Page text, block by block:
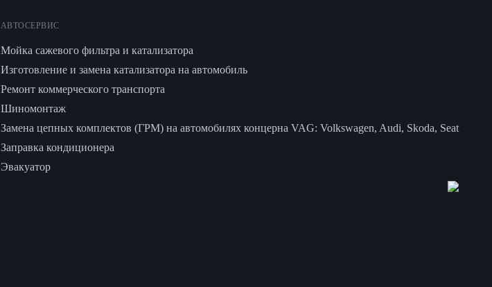
АВТОСЕРВИС
Мойка сажевого фильтра и катализатора
Изготовление и замена катализатора на автомобиль
Ремонт коммерческого транспорта
Шиномонтаж
Замена цепных комплектов (ГРМ) на автомобилях концерна VAG: Volkswagen, Audi, Skoda, Seat
Заправка кондиционера
Эвакуатор